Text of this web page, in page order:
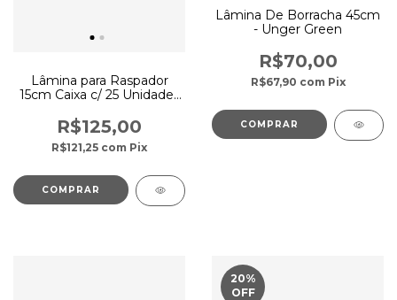
Lâmina para Raspador
15cm Caixa c/ 25 Unidades
R$125,00
R$121,25 com Pix
Lâmina De Borracha 45cm
- Unger Green
R$70,00
R$67,90 com Pix
20%
OFF